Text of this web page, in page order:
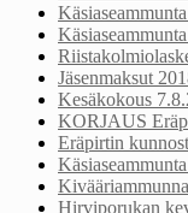
Jäsenmaksut
Kesäkokous
KORJAUS
Eräpirtin
Hirviporukan